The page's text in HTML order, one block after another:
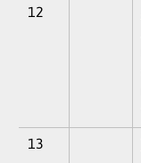
12
13